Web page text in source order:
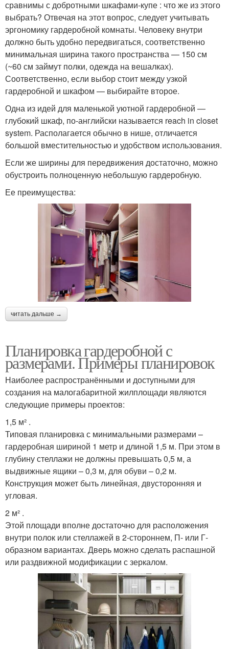
сравнимы с добротными шкафами-купе : что же из этого
выбрать? Отвечая на этот вопрос, следует учитывать
эргономику гардеробной комнаты. Человеку внутри
должно быть удобно передвигаться, соответственно
минимальная ширина такого пространства — 150 см
(~60 см займут полки, одежда на вешалках).
Соответственно, если выбор стоит между узкой
гардеробной и шкафом — выбирайте второе.
Одна из идей для маленькой уютной гардеробной —
глубокий шкаф, по-английски называется reach in closet
system. Располагается обычно в нише, отличается
большой вместительностью и удобством использования.
Если же ширины для передвижения достаточно, можно
обустроить полноценную небольшую гардеробную.
Ее преимущества:
читать дальше →
Планировка гардеробной с
размерами. Примеры планировок
Наиболее распространёнными и доступными для
создания на малогабаритной жилплощади являются
следующие примеры проектов:
1,5 м² .
Типовая планировка с минимальными размерами –
гардеробная шириной 1 метр и длиной 1,5 м. При этом в
глубину стеллажи не должны превышать 0,5 м, а
выдвижные ящики – 0,3 м, для обуви – 0,2 м.
Конструкция может быть линейная, двусторонняя и
угловая.
2 м² .
Этой площади вполне достаточно для расположения
внутри полок или стеллажей в 2-стороннем, П- или Г-
образном вариантах. Дверь можно сделать распашной
или раздвижной модификации с зеркалом.